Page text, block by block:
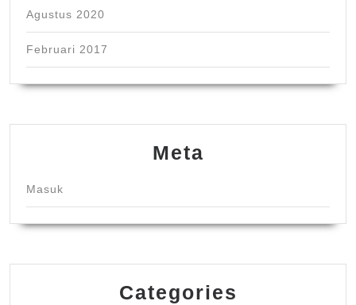
Agustus 2020
Februari 2017
Meta
Masuk
Categories